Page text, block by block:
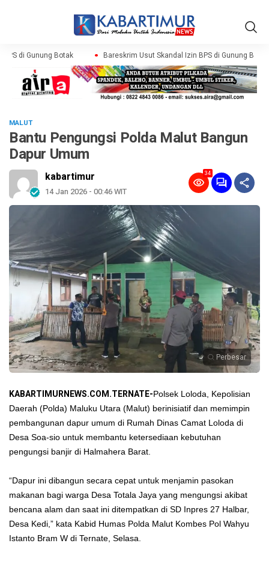
di Gunung Botak Bareskrim Usut Skandal Izin BPS di Gunung Botak
MALUT
Bantu Pengungsi Polda Malut Bangun
Dapur Umum
kabartimur
14 Jan 2026 - 00:46 WIT
34
Perbesar
KABARTIMURNEWS.COM.TERNATE-Polsek Loloda, Kepolisian
Daerah (Polda) Maluku Utara (Malut) berinisiatif dan memimpin
pembangunan dapur umum di Rumah Dinas Camat Loloda di
Desa Soa-sio untuk membantu ketersediaan kebutuhan
pengungsi banjir di Halmahera Barat.
“Dapur ini dibangun secara cepat untuk menjamin pasokan
makanan bagi warga Desa Totala Jaya yang mengungsi akibat
bencana alam dan saat ini ditempatkan di SD Inpres 27 Halbar,
Desa Kedi,” kata Kabid Humas Polda Malut Kombes Pol Wahyu
Istanto Bram W di Ternate, Selasa.